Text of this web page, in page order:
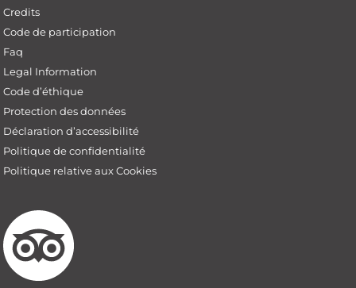
Credits
Code de participation
Faq
Legal Information
Code d’éthique
Protection des données
Déclaration d’accessibilité
Politique de confidentialité
Politique relative aux Cookies